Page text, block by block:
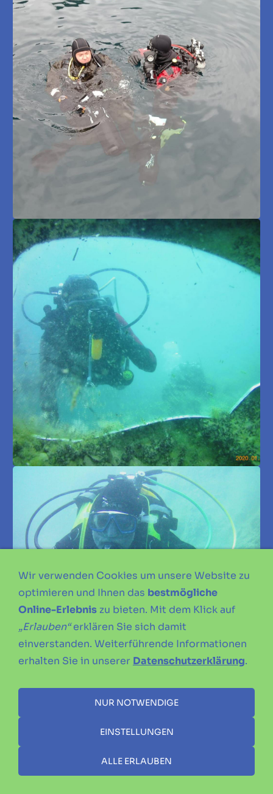
IMPRESSUMDATENSCHUTZERKLÄRUNGSATZUNG
Wir verwenden Cookies um unsere Website zu
optimieren und Ihnen das bestmögliche
Online-Erlebnis zu bieten. Mit dem Klick auf
„Erlauben“erklären Sie sich damit
einverstanden. Weiterführende Informationen
erhalten Sie in unserer Datenschutzerklärung.
NUR NOTWENDIGE
EINSTELLUNGEN
ALLE ERLAUBEN